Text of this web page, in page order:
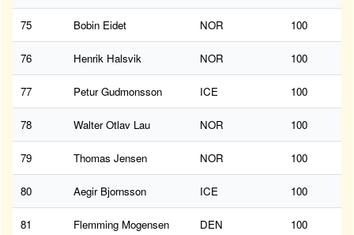
75 Bobin Eidet NOR 100
76 Henrik Halsvik NOR 100
77 Petur Gudmonsson ICE 100
78 Walter Otlav Lau NOR 100
79 Thomas Jensen NOR 100
80 Aegir Bjornsson ICE 100
81 Flemming Mogensen DEN 100